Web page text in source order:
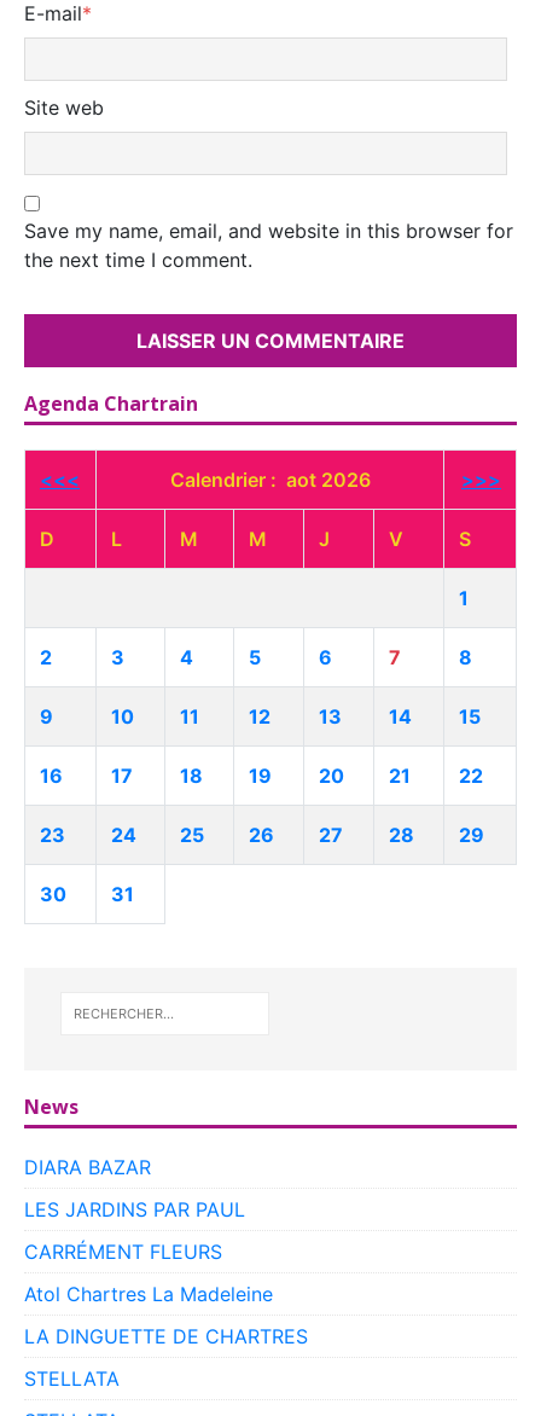
E-mail*
Site web
Save my name, email, and website in this browser for
the next time I comment.
Agenda Chartrain
<<< Calendrier : aot 2026 >>>
D L M M J V S
1
2 3 4 5 6 7 8
9 10 11 12 13 14 15
16 17 18 19 20 21 22
23 24 25 26 27 28 29
30 31
News
DIARA BAZAR
LES JARDINS PAR PAUL
CARRÉMENT FLEURS
Atol Chartres La Madeleine
LA DINGUETTE DE CHARTRES
STELLATA